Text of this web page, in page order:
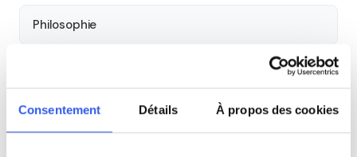
Consentement Détails À propos des cookies
Philosophie